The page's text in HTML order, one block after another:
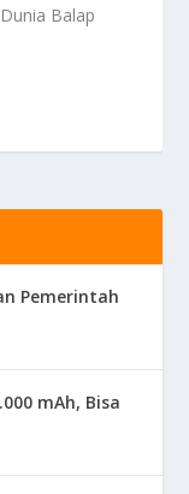
Balap
Pemerintah
mAh, Bisa